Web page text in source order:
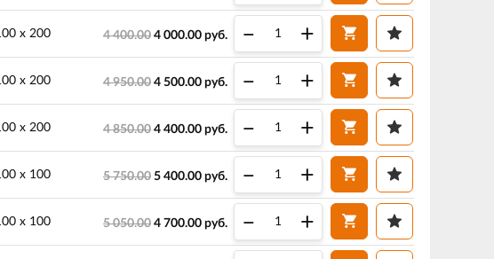
х 200 4 400.00 4 000.00 руб. – +
х 200 4 950.00 4 500.00 руб. – +
х 200 4 850.00 4 400.00 руб. – +
х 100 5 750.00 5 400.00 руб. – +
х 100 5 050.00 4 700.00 руб. – +